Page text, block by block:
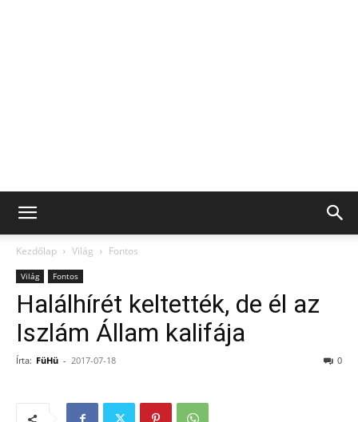
Kezdőlap Világ Fontos
Világ Fontos
Halálhírét keltették, de él az
Iszlám Állam kalifája
Írta: FüHü - 2017-07-18 0